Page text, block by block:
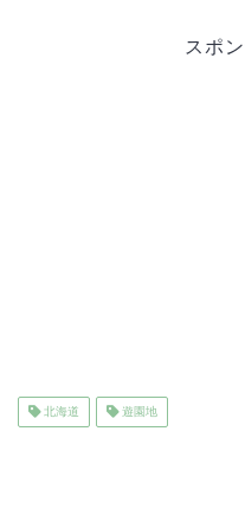
スポ
北海道 遊園地